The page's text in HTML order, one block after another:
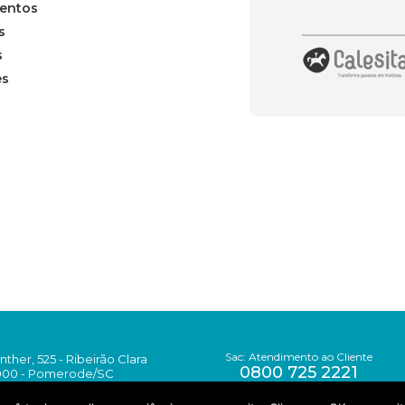
525 - Ribeirão Clara
- Pomerode/SC
Sac: Atendimento ao Cliente
0800 725 2221